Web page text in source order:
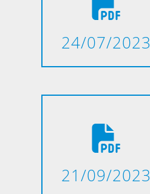
24/07/2023
21/09/2023